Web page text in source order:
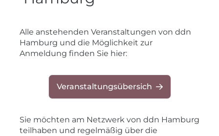
​Alle anstehenden Veranstaltungen von ddn
Hamburg und die Möglichkeit zur
Anmeldung finden Sie hier:
Veranstaltungsübersich
Sie möchten am Netzwerk von ddn Hamburg
teilhaben und regelmäßig über die